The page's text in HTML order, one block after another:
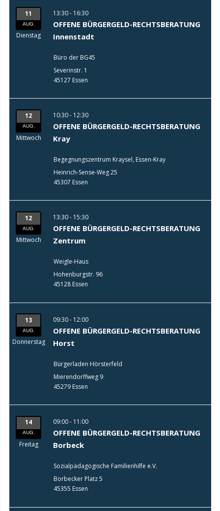
11
AUG.
Dienstag
13:30 - 16:30
OFFENE BÜRGERGELD-RECHTSBERATUNG
Innenstadt
Büro der BG45
Severinstr. 1
45127 Essen
12
AUG.
Mittwoch
10:30 - 12:30
OFFENE BÜRGERGELD-RECHTSBERATUNG
Kray
Begegnungszentrum Kraysel, Essen-Kray
Heinrich-Sense-Weg 25
45307 Essen
12
AUG.
Mittwoch
13:30 - 15:30
OFFENE BÜRGERGELD-RECHTSBERATUNG
Zentrum
Weigle-Haus
Hohenburgstr. 96
45128 Essen
13
AUG.
Donnerstag
09:30 - 12:00
OFFENE BÜRGERGELD-RECHTSBERATUNG
Horst
Bürgerladen Hörsterfeld
Mierendorffweg 9
45279 Essen
14
AUG.
Freitag
09:00 - 11:00
OFFENE BÜRGERGELD-RECHTSBERATUNG
Borbeck
Sozialpädagogische Familienhilfe e.V.
Borbecker Platz 5
45355 Essen